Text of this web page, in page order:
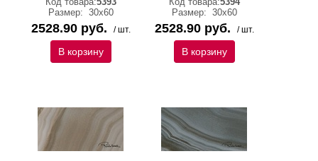
Размер: 30х60
2528.90 руб. / шт.
В корзину
Размер: 30х60
2528.90 руб. / шт.
В корзину